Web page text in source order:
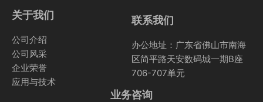
关于我们
公司介绍
公司风采
企业荣誉
应用与技术
联系我们
办公地址：广东省佛山市南海
区简平路天安数码城一期B座
706-707单元
业务咨询